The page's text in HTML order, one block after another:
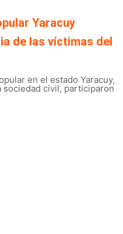
Yaracuy
de las víctimas del
en el estado Yaracuy,
sociedad civil, participaron